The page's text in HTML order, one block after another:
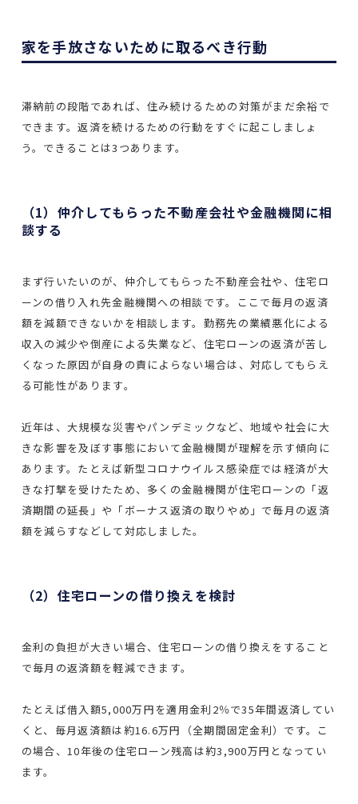
家を手放さないために取るべき行動
滞納前の段階であれば、住み続けるための対策がまだ余裕で
できます。返済を続けるための行動をすぐに起こしましょ
う。できることは3つあります。
（1）仲介してもらった不動産会社や金融機関に相
談する
まず行いたいのが、仲介してもらった不動産会社や、住宅ロ
ーンの借り入れ先金融機関への相談です。ここで毎月の返済
額を減額できないかを相談します。勤務先の業績悪化による
収入の減少や倒産による失業など、住宅ローンの返済が苦し
くなった原因が自身の責によらない場合は、対応してもらえ
る可能性があります。
近年は、大規模な災害やパンデミックなど、地域や社会に大
きな影響を及ぼす事態において金融機関が理解を示す傾向に
あります。たとえば新型コロナウイルス感染症では経済が大
きな打撃を受けたため、多くの金融機関が住宅ローンの「返
済期間の延長」や「ボーナス返済の取りやめ」で毎月の返済
額を減らすなどして対応しました。
（2）住宅ローンの借り換えを検討
金利の負担が大きい場合、住宅ローンの借り換えをすること
で毎月の返済額を軽減できます。
たとえば借入額5,000万円を適用金利2％で35年間返済してい
くと、毎月返済額は約16.6万円（全期間固定金利）です。こ
の場合、10年後の住宅ローン残高は約3,900万円となってい
ます。